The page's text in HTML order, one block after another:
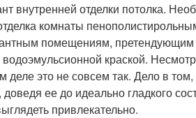
отделки потолка.
комнаты
помещениям,
краской.
это не совсем так. Дело в том,
ее до идеально гладкого
привлекательно.